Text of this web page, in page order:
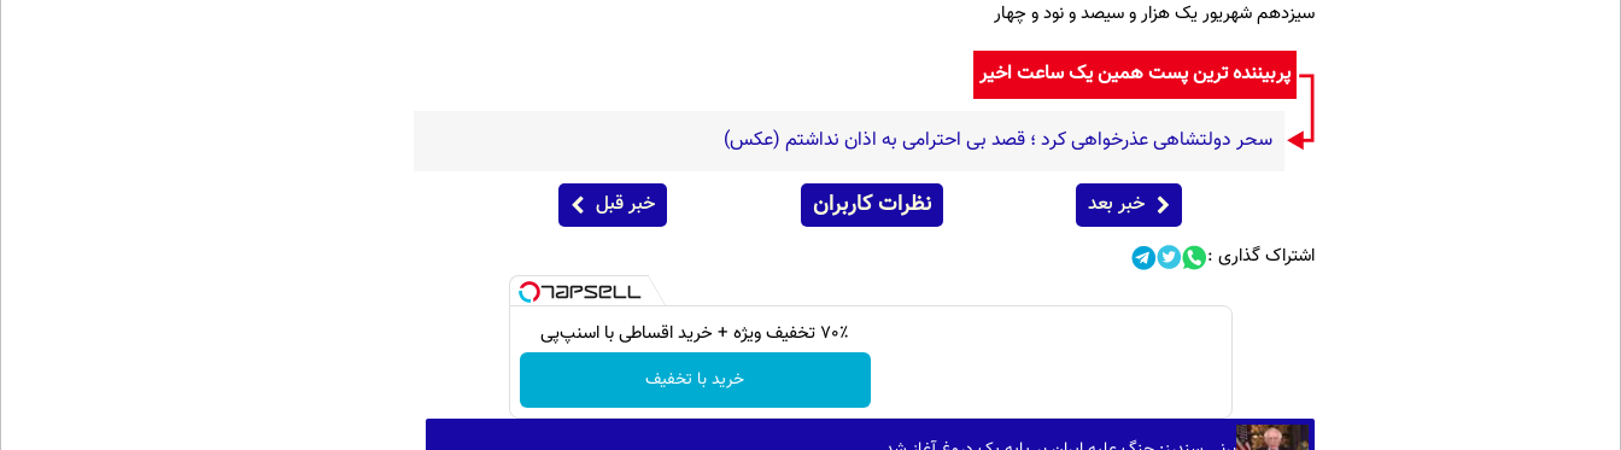
سیزدهم شهریور یک هزار و سیصد و نود و چهار
پربیننده ترین پست همین یک ساعت اخیر
سحر دولتشاهی عذرخواهی کرد ؛ قصد بی احترامی به اذان نداشتم (عکس)
خبر بعد نظرات کاربران خبر قبل
اشتراک گذاری :
70٪ تخفیف ویژه + خرید اقساطی با اسنپ‌پی
خرید با تخفیف